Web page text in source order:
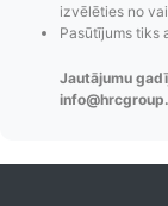
izvēlēties no
Pasūtījums tiks
Jautājumu